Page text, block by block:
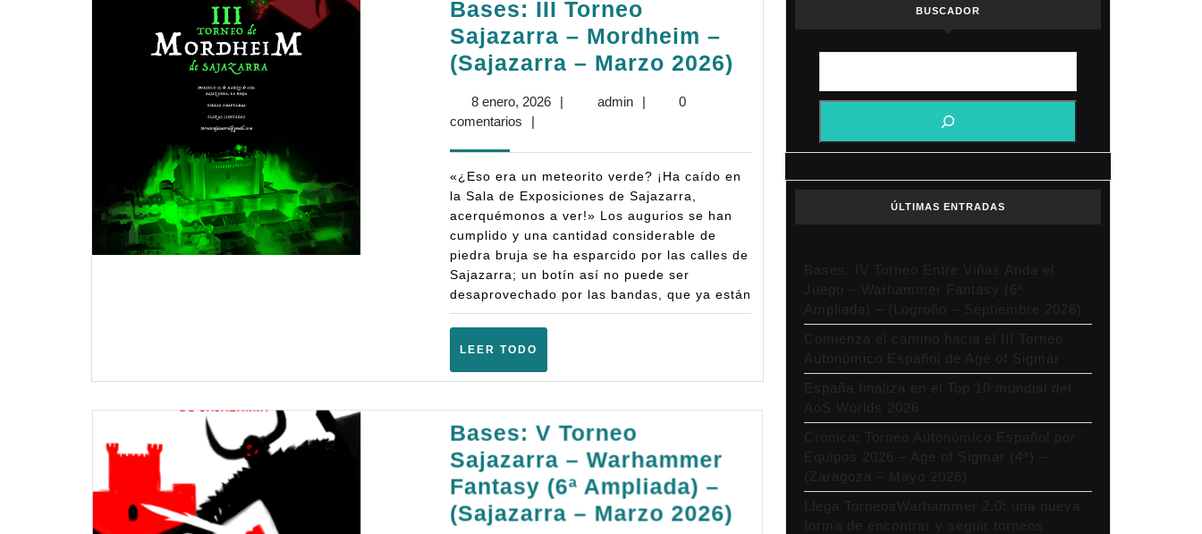
2026)
Bases: III Torneo
Sajazarra – Mordheim –
(Sajazarra – Marzo 2026)
Sajazarra
–
Mordheim
(Sajazarra
Marzo
8 enero, 20268
| adminadmin
|
0
comentarios
|
«¿Eso era un meteorito verde? ¡Ha caído en
la Sala de Exposiciones de Sajazarra,
acerquémonos a ver!» Los augurios se han
cumplido y una cantidad considerable de
piedra bruja se ha esparcido por las calles de
Sajazarra; un botín así no puede ser
desaprovechado por las bandas, que ya están
LEER TODO
Bases: V Torneo
Sajazarra – Warhammer
Fantasy (6ª Ampliada) –
(Sajazarra – Marzo 2026) Bases:
BUSCADOR
ÚLTIMAS ENTRADAS
Bases: IV Torneo Entre Viñas Anda el
Juego – Warhammer Fantasy (6ª
Ampliada) – (Logroño – Septiembre 2026)
Comienza el camino hacia el III Torneo
Autonómico Español de Age of Sigmar
España finaliza en el Top 10 mundial del
AoS Worlds 2026
Crónica: Torneo Autonómico Español por
Equipos 2026 – Age of Sigmar (4ª) –
(Zaragoza – Mayo 2026)
Llega TorneosWarhammer 2.0: una nueva
forma de encontrar y seguir torneos